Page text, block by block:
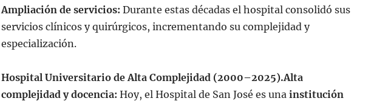
Ampliación de servicios: Durante estas décadas el hospital consolidó sus
servicios clínicos y quirúrgicos, incrementando su complejidad y
especialización.
Hospital Universitario de Alta Complejidad (2000–2025).Alta
complejidad y docencia: Hoy, el Hospital de San José es una institución